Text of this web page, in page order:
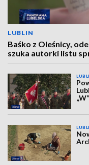
LUBLIN
Baśko z Oleśnicy,
szuka autorki listu
„W”